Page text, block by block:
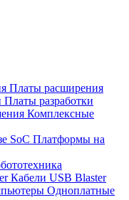
Платы расширения
Платы разработки
Комплексные
Платформы на
Кабели USB Blaster
Одноплатные